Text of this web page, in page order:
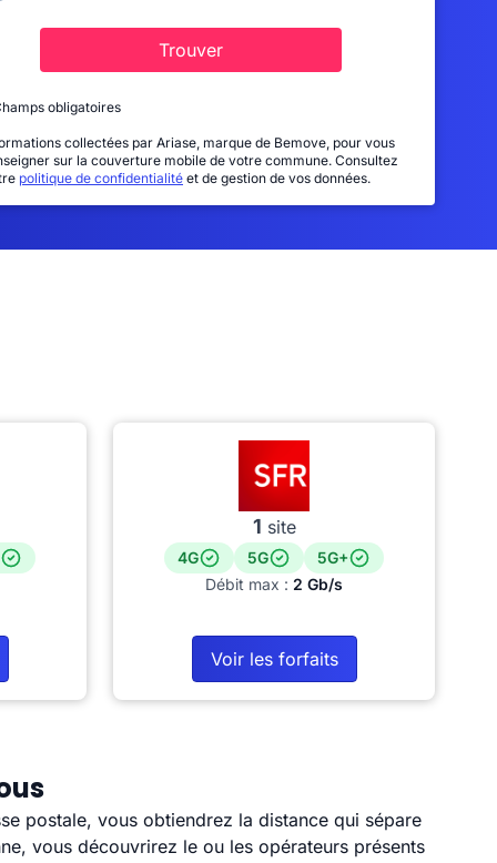
Trouver
obligatoires
collectées par Ariase, marque de Bemove, pour vous
sur la couverture mobile de votre commune. Consultez
politique de confidentialité et de gestion de vos données.
1 site
4G 5G
5G+
Débit max : 2 Gb/s
Voir les forfaits
postale, vous obtiendrez la distance qui sépare
vous découvrirez le ou les opérateurs présents